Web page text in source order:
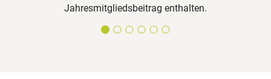
Jahresmitgliedsbeitrag enthalten.